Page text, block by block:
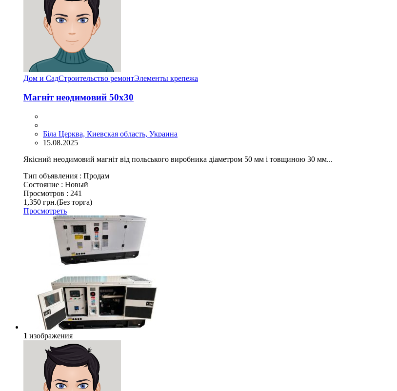
Дом и СадСтроительство ремонтЭлементы крепежа
Магніт неодимовий 50х30
Біла Церква, Киевская область, Украина
15.08.2025
Якісний неодимовий магніт від польського виробника діаметром 50 мм і товщиною 30 мм...
Тип объявления : Продам
Состояние : Новый
Просмотров : 241
1,350 грн.(Без торга)
Просмотреть
1 изображения